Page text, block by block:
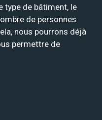
type de bâtiment, le
de personnes
nous pourrons déjà
permettre de